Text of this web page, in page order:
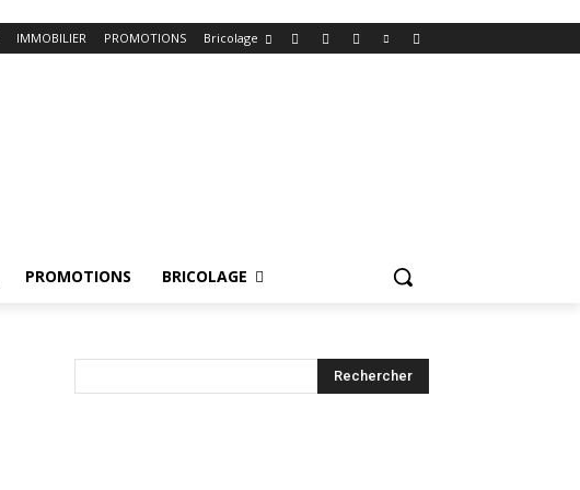
IMMOBILIER PROMOTIONS Bricolage
PROMOTIONS BRICOLAGE
Rechercher